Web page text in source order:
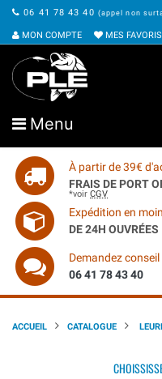
06 41 78 43 40 (appel non
MON COMPTE MES FAVORIS
Menu
À partir de 39€
FRAIS DE PORT
*voir CGV
Expédition en
DE 24H OUVRÉES
Demandez
06 41 78 43 40
ACCUEIL CATALOGUE